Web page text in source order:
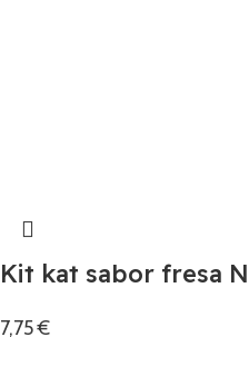
Kit kat sabor fresa
7,75€